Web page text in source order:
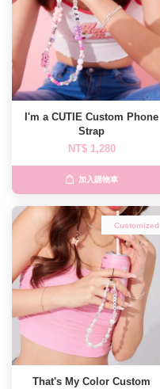
I'm a CUTIE Custom Phone
Strap
NT$ 1,280
加入購物車
Customized
That's My Color Custom